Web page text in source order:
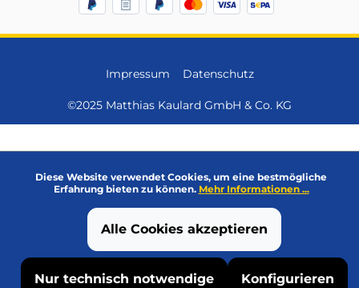
Impressum Datenschutz
©2025 Matthias Kaulard GmbH & Co. KG
Diese Website verwendet Cookies, um eine bestmögliche
Erfahrung bieten zu können. Mehr Informationen ...
Nur technisch notwendige Konfigurieren
Alle Cookies akzeptieren